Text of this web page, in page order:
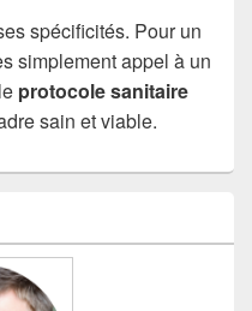
spécificités. Pour un
simplement appel à un
protocole sanitaire
sain et viable.